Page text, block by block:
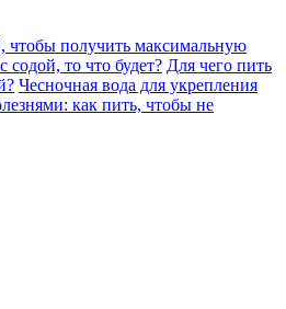
чтобы получить максимальную
то что будет? Для чего пить
Чесночная вода для укрепления
как пить, чтобы не